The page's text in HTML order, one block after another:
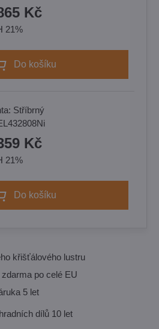
Kč
21%
Do košíku
Stříbrný
Kč
21%
Do košíku
křišťálového lustru
po celé EU
5 let
dílů 10 let